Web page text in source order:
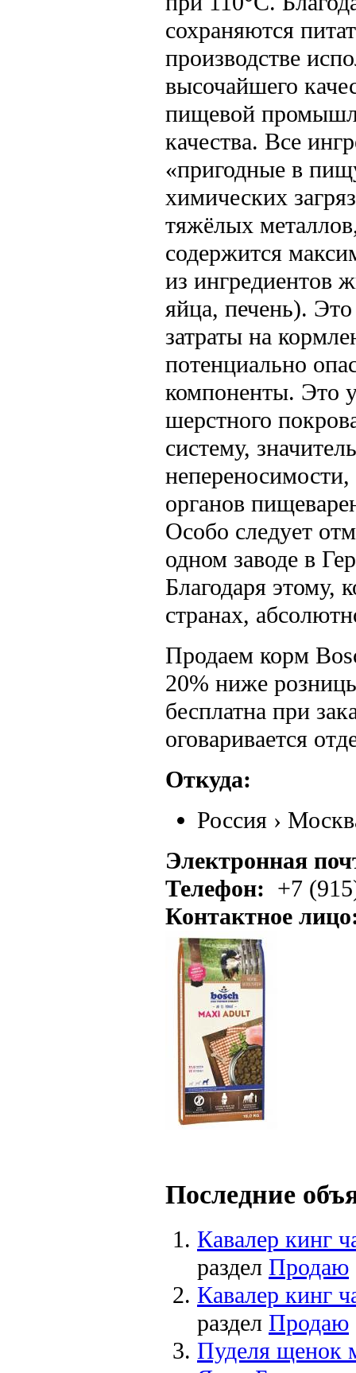
сохраняются
производстве
высочайшего
пищевой
качества. Все
«пригодные в
химических
тяжёлых
содержится
из ингредиентов
яйца, печень).
затраты на
потенциально
компоненты. Это
шерстного
систему,
органов
Особо следует
одном заводе в
Благодаря этому,
странах,
Продаем корм
20% ниже
бесплатна при
оговаривается
Откуда:
Россия ›
Электронная
Телефон: +7
Контактное
Последние
Кавалер кинг
раздел Продаю
Кавалер кинг
раздел Продаю
Пуделя щенок